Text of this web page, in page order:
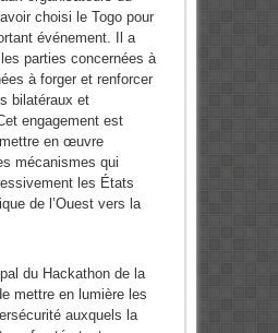
choisi le Togo pour
événement. Il a
parties concernées à
à forger et renforcer
bilatéraux et
engagement est
en œuvre
mécanismes qui
les États
de l’Ouest vers la
du Hackathon de la
mettre en lumière les
auxquels la